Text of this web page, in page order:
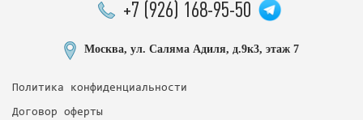
+7 (926) 168-95-50
Москва, ул. Саляма Адиля, д.9к3, этаж 7
Политика конфиденциальности
Договор оферты